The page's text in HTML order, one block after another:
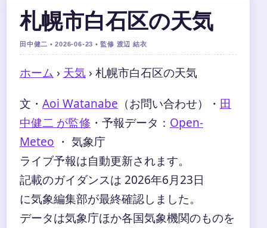
札幌市白石区の天気
田中健二 • 2026-06-23 • 監修 渡辺 結衣
ホーム › 天気 › 札幌市白石区の天気
文・ Aoi Watanabe （お問い合わせ） ・ 田
中健二 が監修 ・ 予報データ： Open-
Meteo ・ 気象庁
ライブ予報は自動更新されます。
記載のガイダンスは 2026年6月23日
に気象編集部が最終確認しました。
データは気象庁ほか各国気象機関のものを